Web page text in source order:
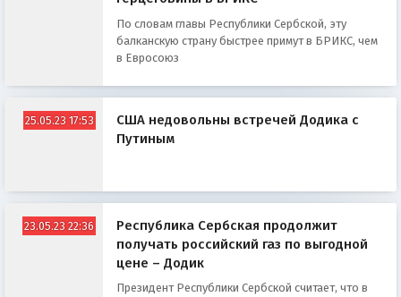
По словам главы Республики Сербской, эту
балканскую страну быстрее примут в БРИКС, чем
в Евросоюз
25.05.23 17:53
США недовольны встречей Додика с
Путиным
23.05.23 22:36
Республика Сербская продолжит
получать российский газ по выгодной
цене – Додик
Президент Республики Сербской считает, что в